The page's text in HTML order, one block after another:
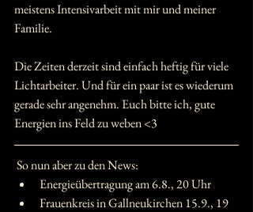
meistens Intensivarbeit mit mir und meiner
Familie.
Die Zeiten derzeit sind einfach heftig für viele
Lichtarbeiter. Und für ein paar ist es wiederum
gerade sehr angenehm. Euch bitte ich, gute
Energien ins Feld zu weben <3
So nun aber zu den News:
Energieübertragung am 6.8., 20 Uhr
Frauenkreis in Gallneukirchen 15.9., 19